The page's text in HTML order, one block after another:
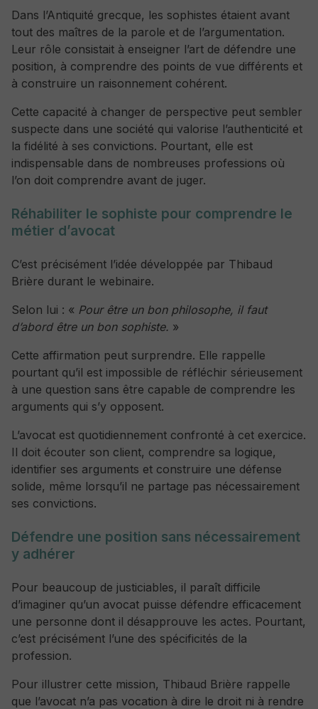
Dans l’Antiquité grecque, les sophistes étaient avant
tout des maîtres de la parole et de l’argumentation.
Leur rôle consistait à enseigner l’art de défendre une
position, à comprendre des points de vue différents et
à construire un raisonnement cohérent.
Cette capacité à changer de perspective peut sembler
suspecte dans une société qui valorise l’authenticité et
la fidélité à ses convictions. Pourtant, elle est
indispensable dans de nombreuses professions où
l’on doit comprendre avant de juger.
Réhabiliter le sophiste pour comprendre le
métier d’avocat
C’est précisément l’idée développée par Thibaud
Brière durant le webinaire.
Selon lui : « Pour être un bon philosophe, il faut
d’abord être un bon sophiste. »
Cette affirmation peut surprendre. Elle rappelle
pourtant qu’il est impossible de réfléchir sérieusement
à une question sans être capable de comprendre les
arguments qui s’y opposent.
L’avocat est quotidiennement confronté à cet exercice.
Il doit écouter son client, comprendre sa logique,
identifier ses arguments et construire une défense
solide, même lorsqu’il ne partage pas nécessairement
ses convictions.
Défendre une position sans nécessairement
y adhérer
Pour beaucoup de justiciables, il paraît difficile
d’imaginer qu’un avocat puisse défendre efficacement
une personne dont il désapprouve les actes. Pourtant,
c’est précisément l’une des spécificités de la
profession.
Pour illustrer cette mission, Thibaud Brière rappelle
que l’avocat n’a pas vocation à dire le droit ni à rendre